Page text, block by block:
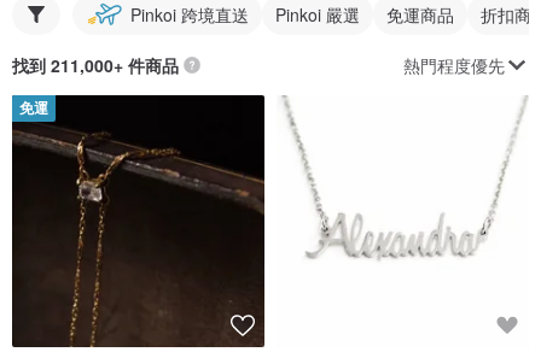
Pinkoi 跨境直送 Pinkoi 嚴選 免運商品 折扣商
找到 211,000+ 件商品 熱門程度優先
免運